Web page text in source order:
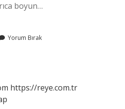
boyun…
Yorum Bırak
https://reye.com.tr